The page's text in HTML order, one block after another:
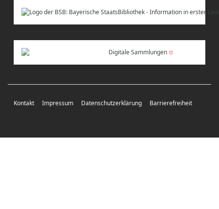
Digitale Sammlungen
Kontakt Impressum Datenschutzerklärung Barrierefreiheit